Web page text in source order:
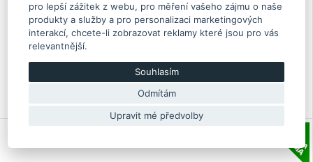
pro lepší zážitek z webu, pro měření vašeho zájmu o naše
produkty a služby a pro personalizaci marketingových
interakcí,chcete-li zobrazovat reklamy které jsou pro vás
relevantnější.
Souhlasím
Odmítám
Upravit mé předvolby
Hlavový šroub Impreza N/A 1999-2007, Forester 1999-
2010, Legacy/Outback N/A 1999-2014, Baja
7.10 €
Skladem více než 5 Ks